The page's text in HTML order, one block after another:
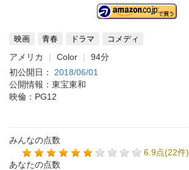
映画 青春 ドラマ コメディ
アメリカ Color
94分
初公開日： 2018/06/01
公開情報：東宝東和
映倫：PG12
みんなの点数
6.9点(22件)
あなたの点数